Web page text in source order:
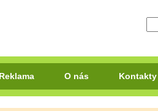
Reklama O nás Kontakty